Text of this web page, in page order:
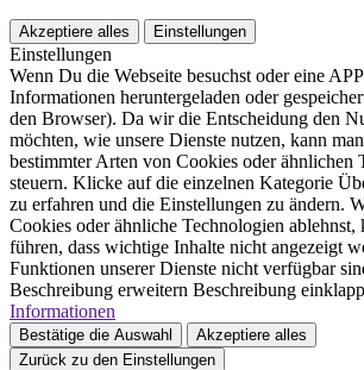
Akzeptiere alles Einstellungen
Einstellungen
Wenn Du die Webseite besuchst oder eine
Informationen heruntergeladen oder
den Browser). Da wir die Entscheidung den
möchten, wie unsere Dienste nutzen, kann
bestimmter Arten von Cookies oder ähnlichen
steuern. Klicke auf die einzelnen Kategorie
zu erfahren und die Einstellungen zu ändern.
Cookies oder ähnliche Technologien ablehnst,
führen, dass wichtige Inhalte nicht angezeigt
Funktionen unserer Dienste nicht verfügbar
Beschreibung erweitern Beschreibung
Informationen
Bestätige die Auswahl
Akzeptiere alles
Zurück zu den Einstellungen